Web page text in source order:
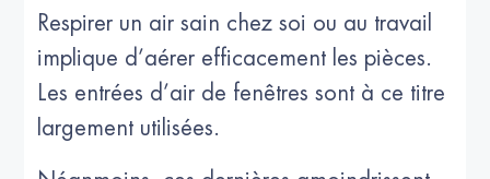
Respirer un air sain chez soi ou au travail
implique d’aérer efficacement les pièces.
Les entrées d’air de fenêtres sont à ce titre
largement utilisées.